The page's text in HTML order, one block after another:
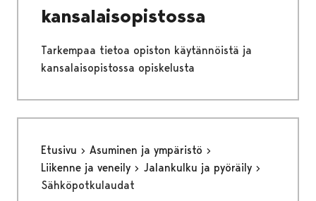
kansalaisopistossa
Tarkempaa tietoa opiston käytännöistä ja
kansalaisopistossa opiskelusta
Etusivu
Asuminen ja ympäristö
Liikenne ja veneily
Jalankulku ja pyöräily
Sähköpotkulaudat